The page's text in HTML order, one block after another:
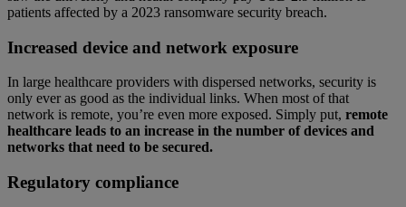
patients affected by a 2023 ransomware security breach.
Increased device and network exposure
In large healthcare providers with dispersed networks, security is
only ever as good as the individual links. When most of that
network is remote, you’re even more exposed. Simply put, remote
healthcare leads to an increase in the number of devices and
networks that need to be secured.
Regulatory compliance